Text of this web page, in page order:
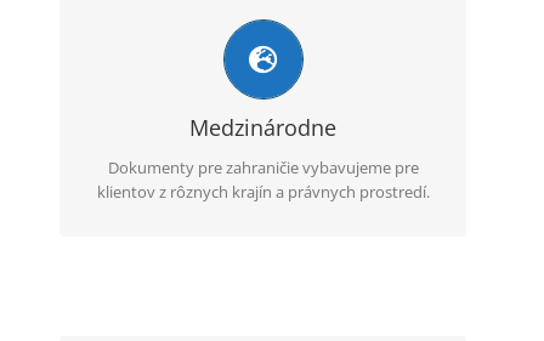
Medzinárodne
Dokumenty pre zahraničie vybavujeme pre
klientov z rôznych krajín a právnych prostredí.
Globálne skúsenosti
Vďaka medzinárodným skúsenostiam vieme
zvoliť postup vhodný pre konkrétny typ
dokumentu a krajinu použitia.